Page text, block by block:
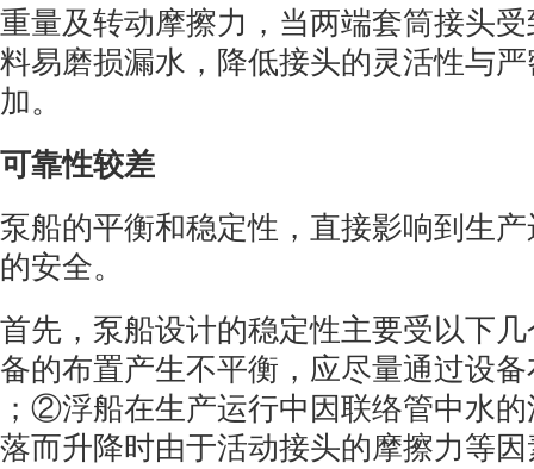
重量及转动摩擦力，当两端套筒接头
料易磨损漏水，降低接头的灵活性与
加。
可靠性较差
泵船的平衡和稳定性，直接影响到生
的安全。
首先，泵船设计的稳定性主要受以下
备的布置产生不平衡，应尽量通过设
；②浮船在生产运行中因联络管中水
落而升降时由于活动接头的摩擦力等